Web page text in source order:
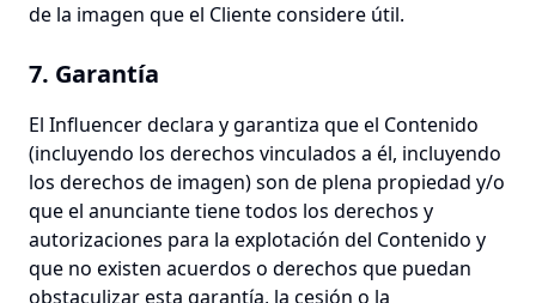
de la imagen que el Cliente considere útil.
7. Garantía
El Influencer declara y garantiza que el Contenido
(incluyendo los derechos vinculados a él, incluyendo
los derechos de imagen) son de plena propiedad y/o
que el anunciante tiene todos los derechos y
autorizaciones para la explotación del Contenido y
que no existen acuerdos o derechos que puedan
obstaculizar esta garantía, la cesión o la